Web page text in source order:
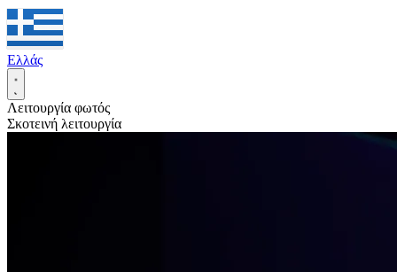
Ελλάς
Λειτουργία φωτός
Σκοτεινή λειτουργία